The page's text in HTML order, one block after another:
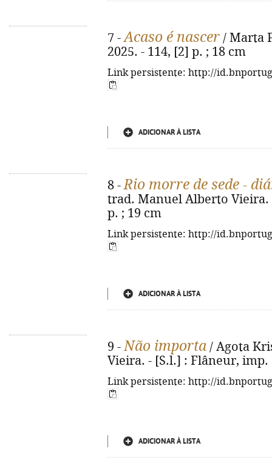
7 -Acaso é nascer / Marta
2025. - 114, [2] p. ; 18 cm
Link persistente: http://
ADICIONAR À LISTA
8 -Rio morre de sede -
trad. Manuel Alberto Vieira.
p. ; 19 cm
Link persistente: http://
ADICIONAR À LISTA
9 -Não importa / Agota
Vieira. - [S.l.] : Flâneur, imp.
Link persistente: http://
ADICIONAR À LISTA